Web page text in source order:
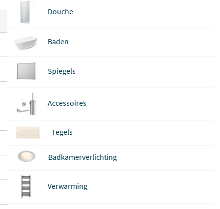
Douche
Baden
Spiegels
Accessoires
Tegels
Badkamerverlichting
Verwarming